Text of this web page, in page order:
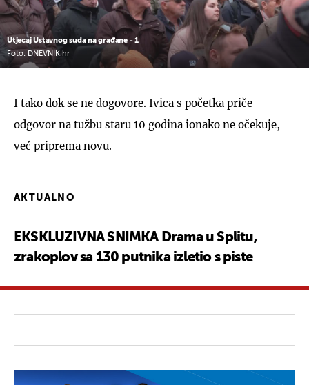
Utjecaj Ustavnog suda na građane - 1
Foto: DNEVNIK.hr
I tako dok se ne dogovore. Ivica s početka priče
odgovor na tužbu staru 10 godina ionako ne očekuje,
već priprema novu.
AKTUALNO
EKSKLUZIVNA SNIMKA Drama u Splitu,
zrakoplov sa 130 putnika izletio s piste